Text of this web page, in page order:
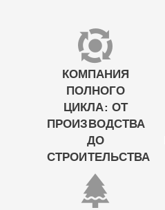
КОМПАНИЯ
ПОЛНОГО
ЦИКЛА: ОТ
ПРОИЗВОДСТВА
ДО
СТРОИТЕЛЬСТВА